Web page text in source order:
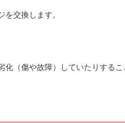
交換します。
（傷や故障）していたりする